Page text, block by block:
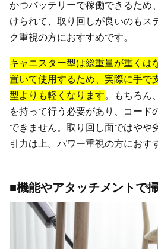
かつバッテリーで稼働できるため
けられて、取り回しが良いのもス
ク重視の方におすすめです。
キャニスター型は総重量が重くは
置いて使用するため、実際に手で
型よりも軽くなります。もちろん
を持って行う必要があり、コード
できません。取り回し面ではやや
引力は上。パワー重視の方におす
■機能やアタッチメントで